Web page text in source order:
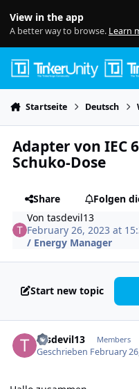
View in the app
A better way to browse. Learn
Startseite Deutsch
Adapter von IEC
Schuko-Dose
Share
Folgen
Vontasdevil13
February 26, 2023 at
/ Energy Manager
Start new topic
tasdevil13 Members
Geschrieben February